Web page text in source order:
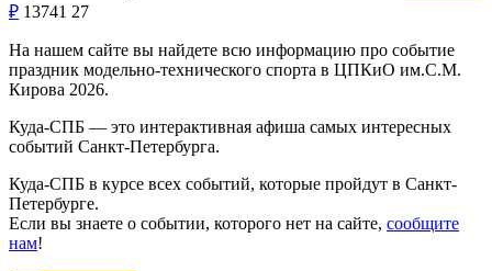
₽ 13741 27
На нашем сайте вы найдете всю информацию про событие
праздник модельно-технического спорта в ЦПКиО им.С.М.
Кирова 2026.
Куда-СПБ — это интерактивная афиша самых интересных
событий Санкт-Петербурга.
Куда-СПБ в курсе всех событий, которые пройдут в Санкт-
Петербурге.
Если вы знаете о событии, которого нет на сайте, сообщите
нам!